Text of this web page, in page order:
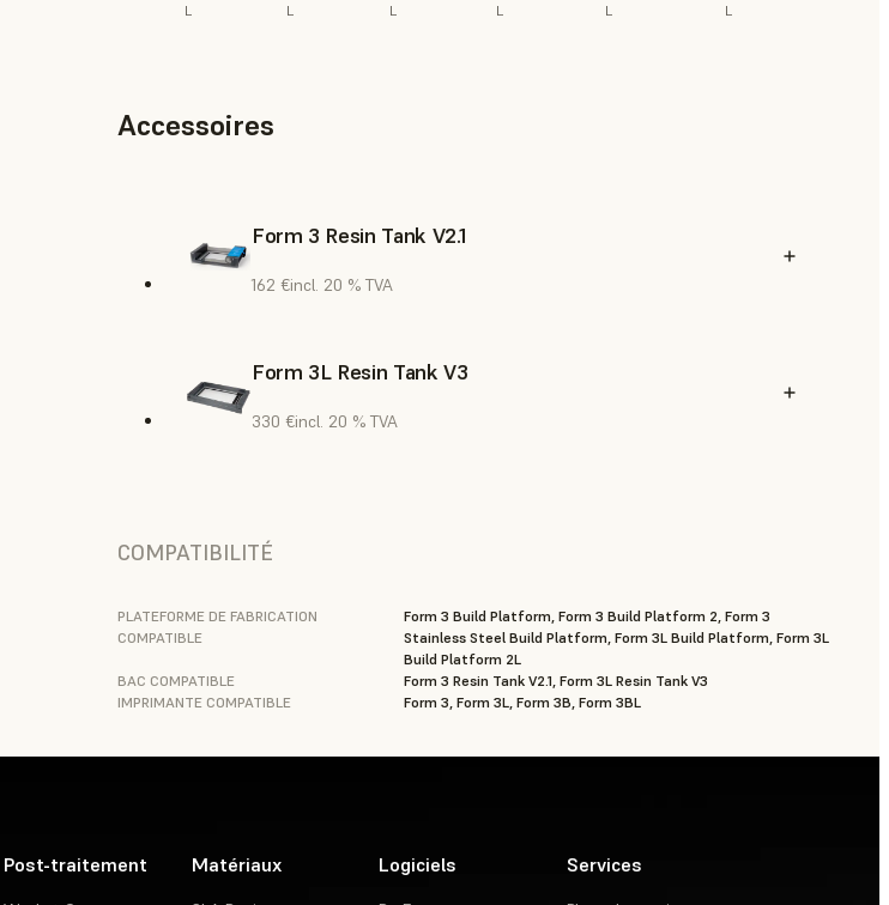
L
L
L
L
L
L
Accessoires
Form 3 Resin Tank V2.1
162 €incl. 20 % TVA
Form 3L Resin Tank V3
330 €incl. 20 % TVA
COMPATIBILITÉ
PLATEFORME DE FABRICATION
COMPATIBLE
Form 3 Build Platform, Form 3 Build Platform 2, Form 3
Stainless Steel Build Platform, Form 3L Build Platform, Form 3L
Build Platform 2L
BAC COMPATIBLE
Form 3 Resin Tank V2.1, Form 3L Resin Tank V3
IMPRIMANTE COMPATIBLE
Form 3, Form 3L, Form 3B, Form 3BL
Post-traitement Matériaux Logiciels Services